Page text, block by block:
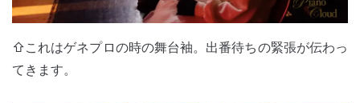
⇧これはゲネプロの時の舞台袖。出番待ちの緊張が伝わっ
てきます。